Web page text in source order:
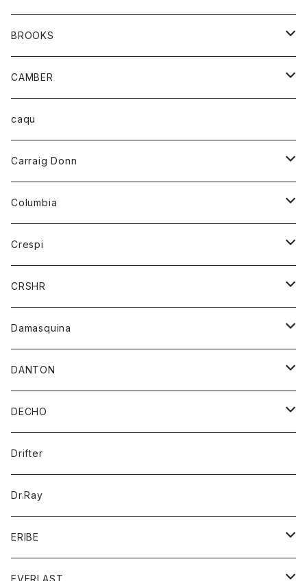
アンダーウェアー
カードホルダー
チーフ
バンダナ
トップス
カーディガン
トレーナー
パーカー
ボトム
オーバーオール
ショートパンツ
レディース
オーバーオール
カーディガン
Tシャツ
パーカー
シャツ
BROOKS
グッズ
靴
CAMBER
トップス
ハーフスリーブTシャツ
caqu
Carraig Donn
ニット
Columbia
アウター
ジャケット
Crespi
ジャケット
ワンピース
ブラウス
CRSHR
キャップ
Damasquina
ウォレット
カードケース
バッグ
DANTON
アウター
コート
ジャケット
アクセサリー
バッグ
キッズ
シャツ
Tシャツ
グッズ
帽子
トップス
DECHO
帽子
Drifter
Dr.Ray
ERIBE
ニット
EVERLAST